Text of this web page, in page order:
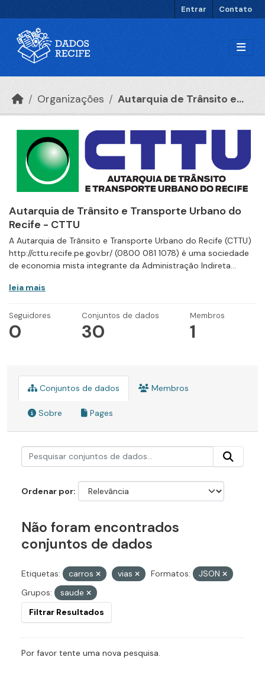
Entrar Contato
Organizações Autarquia de Trânsito e...
Autarquia de Trânsito e Transporte Urbano do
Recife - CTTU
A Autarquia de Trânsito e Transporte Urbano do Recife (CTTU)
http://cttu.recife.pe.gov.br/ (0800 081 1078) é uma sociedade
de economia mista integrante da Administração Indireta...
leia mais
Seguidores
0
Conjuntos de dados
30
Membros
1
Conjuntos de dados Membros
Sobre Pages
Ordenar por
Não foram encontrados
conjuntos de dados
Etiquetas: carros vias Formatos:
JSON
Grupos:
saude
Filtrar Resultados
Por favor tente uma nova pesquisa.